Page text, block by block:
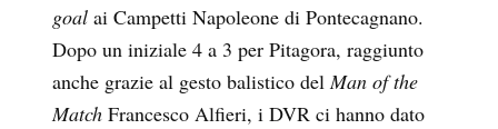
goal ai Campetti Napoleone di Pontecagnano.
Dopo un iniziale 4 a 3 per Pitagora, raggiunto
anche grazie al gesto balistico delMan of the
Match Francesco Alfieri, i DVR ci hanno dato